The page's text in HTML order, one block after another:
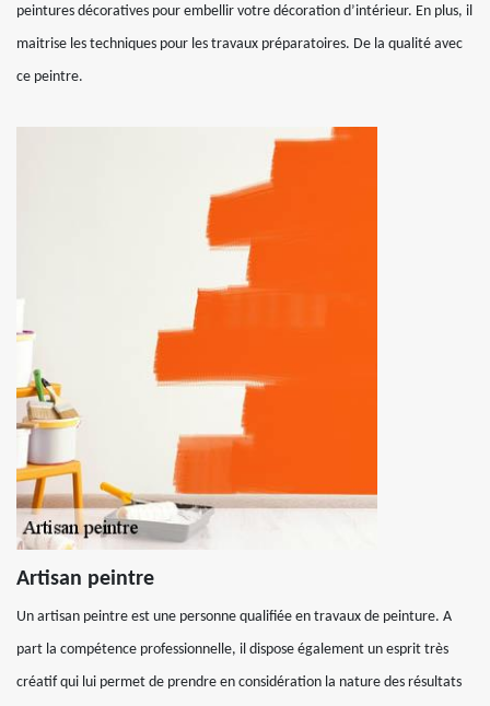
peintures décoratives pour embellir votre décoration d’intérieur. En plus, il
maitrise les techniques pour les travaux préparatoires. De la qualité avec
ce peintre.
Artisan peintre
Un artisan peintre est une personne qualifiée en travaux de peinture. A
part la compétence professionnelle, il dispose également un esprit très
créatif qui lui permet de prendre en considération la nature des résultats